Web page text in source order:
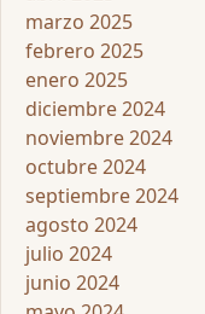
marzo 2025
febrero 2025
enero 2025
diciembre 2024
noviembre 2024
octubre 2024
septiembre 2024
agosto 2024
julio 2024
junio 2024